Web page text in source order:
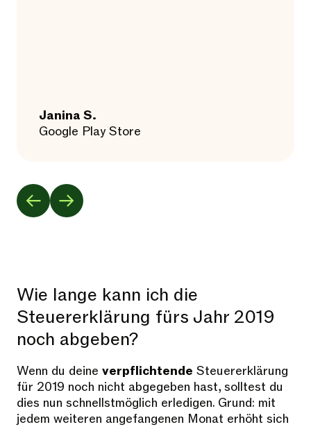
Janina S.
Google Play Store
Wie lange kann ich die
Steuererklärung fürs Jahr 2019
noch abgeben?
Wenn du deine verpflichtende Steuererklärung
für 2019 noch nicht abgegeben hast, solltest du
dies nun schnellstmöglich erledigen. Grund: mit
jedem weiteren angefangenen Monat erhöht sich